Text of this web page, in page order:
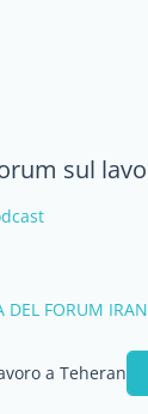
sul
DEL FORUM IRAN
a Teheran